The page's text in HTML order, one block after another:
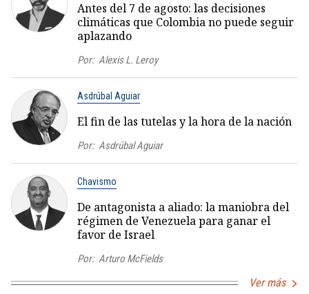
Antes del 7 de agosto: las decisiones
climáticas que Colombia no puede seguir
aplazando
Por: Alexis L. Leroy
Asdrúbal Aguiar
El fin de las tutelas y la hora de la nación
Por: Asdrúbal Aguiar
Chavismo
De antagonista a aliado: la maniobra del
régimen de Venezuela para ganar el
favor de Israel
Por: Arturo McFields
Ver más